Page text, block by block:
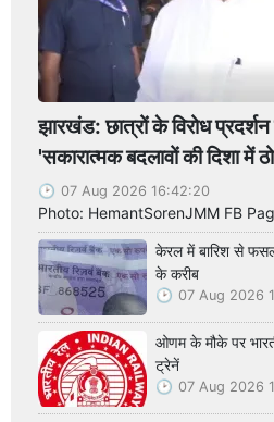
झारखंड: छात्रों के विरोध
'सकारात्मक बदलावों की दिशा में
07 Aug 2026 16:42:20
Photo: HemantSorenJMM FB
केरल में बारिश से
के करीब
07 Aug 2026
ओणम के मौके पर
ट्रेनें
07 Aug 2026